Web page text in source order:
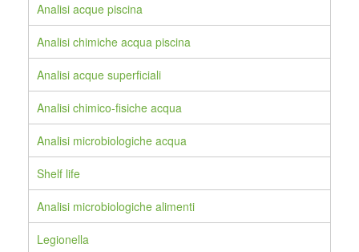
Analisi acque piscina
Analisi chimiche acqua piscina
Analisi acque superficiali
Analisi chimico-fisiche acqua
Analisi microbiologiche acqua
Shelf life
Analisi microbiologiche alimenti
Legionella